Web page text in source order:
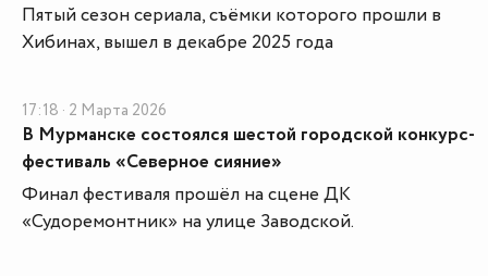
Пятый сезон сериала, съёмки которого прошли в
Хибинах, вышел в декабре 2025 года
17:18 · 2 Марта 2026
В Мурманске состоялся шестой городской конкурс-
фестиваль «Северное сияние»
Финал фестиваля прошёл на сцене ДК
«Судоремонтник» на улице Заводской.